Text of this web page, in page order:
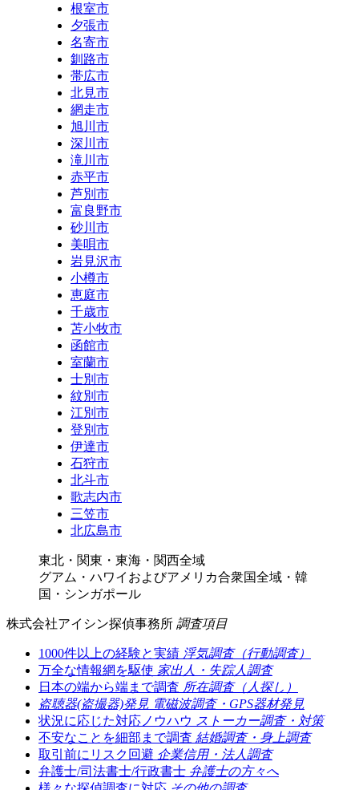
根室市
夕張市
名寄市
釧路市
帯広市
北見市
網走市
旭川市
深川市
滝川市
赤平市
芦別市
富良野市
砂川市
美唄市
岩見沢市
小樽市
恵庭市
千歳市
苫小牧市
函館市
室蘭市
士別市
紋別市
江別市
登別市
伊達市
石狩市
北斗市
歌志内市
三笠市
北広島市
東北・関東・東海・関西全域
グアム・ハワイおよびアメリカ合衆国全域・韓
国・シンガポール
株式会社アイシン探偵事務所 調査項目
1000件以上の経験と実績 浮気調査（行動調査）
万全な情報網を駆使 家出人・失踪人調査
日本の端から端まで調査 所在調査（人探し）
盗聴器(盗撮器)発見 電磁波調査・GPS器材発見
状況に応じた対応ノウハウ ストーカー調査・対策
不安なことを細部まで調査 結婚調査・身上調査
取引前にリスク回避 企業信用・法人調査
弁護士/司法書士/行政書士 弁護士の方々へ